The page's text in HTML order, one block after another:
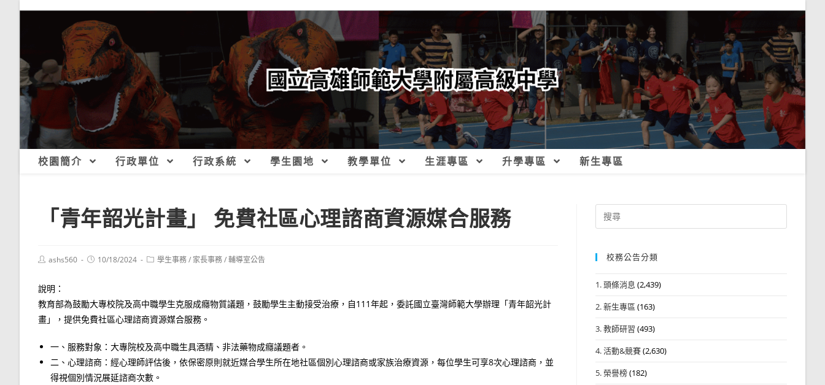
校園簡介 行政單位 行政系統 學生園地 教學單位 生涯專區 升學專區 新生專區
「青年韶光計畫」 免費社區心理諮商資源媒合服務
Postashs560
Post10/18/2024
Post學生事務/ 家長事務/輔導室公告
說明：
教育部為鼓勵大專校院及高中職學生克服成癮物質議題，鼓勵學生主動接受治療，自111年起，委託國立臺灣師範大學辦理「青年韶光計
畫」，提供免費社區心理諮商資源媒合服務。
一、服務對象：大專院校及高中職生具酒精、非法藥物成癮議題者。
二、心理諮商：經心理師評估後，依保密原則就近媒合學生所在地社區個別心理諮商或家族治療資源，每位學生可享8次心理諮商，並
得視個別情況展延諮商次數。
Search
for:
校務公告分類
1. 頭條消息 (2,439)
2. 新生專區 (163)
3. 教師研習 (493)
4. 活動&競賽(2,630)
5. 榮譽榜(182)